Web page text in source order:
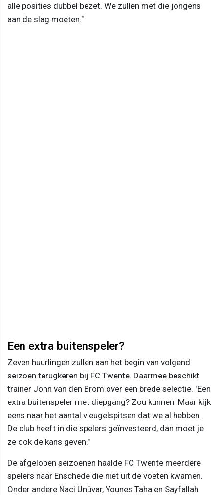
alle posities dubbel bezet. We zullen met die jongens
aan de slag moeten."
Een extra buitenspeler?
Zeven huurlingen zullen aan het begin van volgend
seizoen terugkeren bij FC Twente. Daarmee beschikt
trainer John van den Brom over een brede selectie. "Een
extra buitenspeler met diepgang? Zou kunnen. Maar kijk
eens naar het aantal vleugelspitsen dat we al hebben.
De club heeft in die spelers geïnvesteerd, dan moet je
ze ook de kans geven."
De afgelopen seizoenen haalde FC Twente meerdere
spelers naar Enschede die niet uit de voeten kwamen.
Onder andere Naci Ünüvar, Younes Taha en Sayfallah